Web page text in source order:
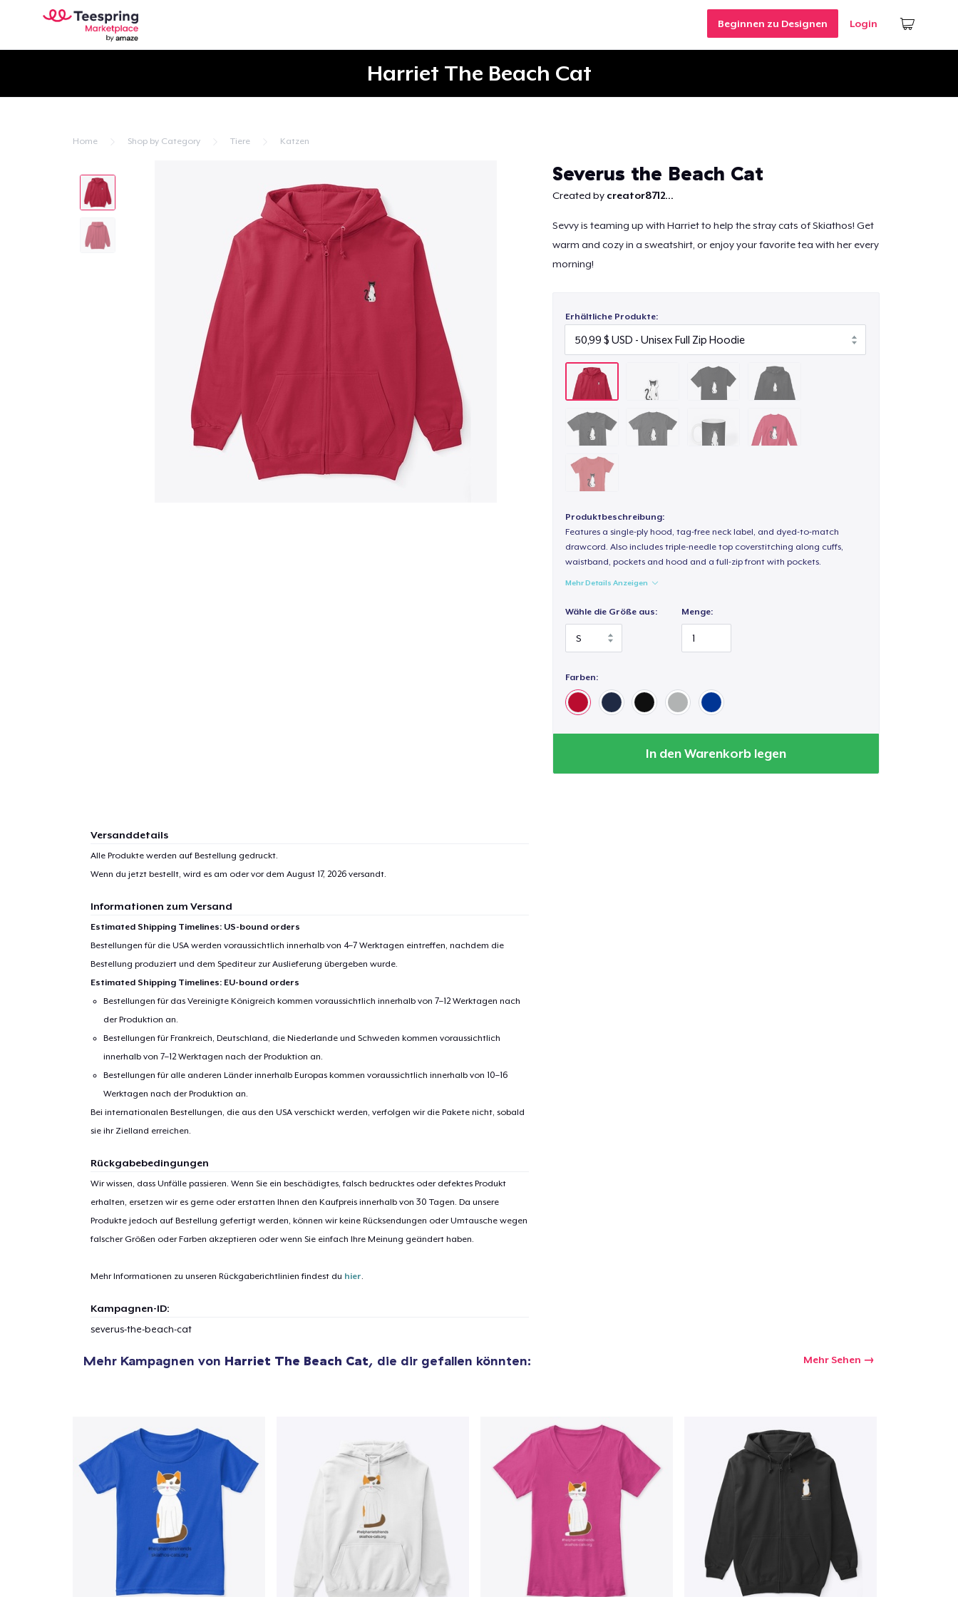
Beginnen zu Designen Login
Harriet The Beach Cat
Home Shop by Category Tiere Katzen
Severus the Beach Cat
Created by creator8712...
Sevvy is teaming up with Harriet to help the stray cats of Skiathos! Get
warm and cozy in a sweatshirt, or enjoy your favorite tea with her every
morning!
Erhältliche Produkte:
Produktbeschreibung:
Features a single-ply hood, tag-free neck label, and dyed-to-match
drawcord. Also includes triple-needle top coverstitching along cuffs,
waistband, pockets and hood and a full-zip front with pockets.
Mehr Details Anzeigen
Wähle die Größe aus: Menge:
Farben:
In den Warenkorb legen
Versanddetails
Alle Produkte werden auf Bestellung gedruckt.
Wenn du jetzt bestellt, wird es am oder vor dem August 17, 2026versandt.
Informationen zum Versand
Estimated Shipping Timelines: US-bound orders
Bestellungen für die USA werden voraussichtlich innerhalb von 4–7 Werktagen eintreffen, nachdem die
Bestellung produziert und dem Spediteur zur Auslieferung übergeben wurde.
Estimated Shipping Timelines: EU-bound orders
Bestellungen für das Vereinigte Königreich kommen voraussichtlich innerhalb von 7–12 Werktagen nach
der Produktion an.
Bestellungen für Frankreich, Deutschland, die Niederlande und Schweden kommen voraussichtlich
innerhalb von 7–12 Werktagen nach der Produktion an.
Bestellungen für alle anderen Länder innerhalb Europas kommen voraussichtlich innerhalb von 10–16
Werktagen nach der Produktion an.
Bei internationalen Bestellungen, die aus den USA verschickt werden, verfolgen wir die Pakete nicht, sobald
sie ihr Zielland erreichen.
Rückgabebedingungen
Wir wissen, dass Unfälle passieren. Wenn Sie ein beschädigtes, falsch bedrucktes oder defektes Produkt
erhalten, ersetzen wir es gerne oder erstatten Ihnen den Kaufpreis innerhalb von 30 Tagen. Da unsere
Produkte jedoch auf Bestellung gefertigt werden, können wir keine Rücksendungen oder Umtausche wegen
falscher Größen oder Farben akzeptieren oder wenn Sie einfach Ihre Meinung geändert haben.
Mehr Informationen zu unseren Rückgaberichtlinien findest du hier.
Kampagnen-ID:
severus-the-beach-cat
Mehr Kampagnen von Harriet The Beach Cat, die dir gefallen könnten: Mehr Sehen
Zur Kasse gehen
Unisex Full Zip Hoodie
Unisex Premium Pullover Hoodie
40,99 $
Comfort Tee
23,99 $